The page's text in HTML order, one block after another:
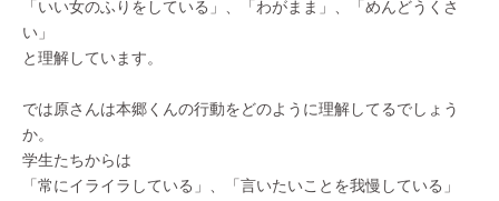
「いい女のふりをしている」、「わがまま」、「めんどうくさ
い」
と理解しています。
では原さんは本郷くんの行動をどのように理解してるでしょう
か。
学生たちからは
「常にイライラしている」、「言いたいことを我慢している」